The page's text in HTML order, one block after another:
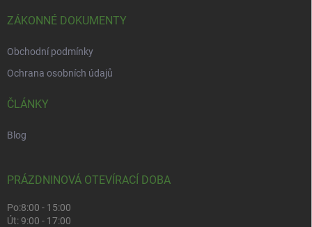
ZÁKONNÉ DOKUMENTY
Obchodní podmínky
Ochrana osobních údajů
ČLÁNKY
Blog
PRÁZDNINOVÁ OTEVÍRACÍ DOBA
Po:8:00 - 15:00
Út:9:00 - 17:00